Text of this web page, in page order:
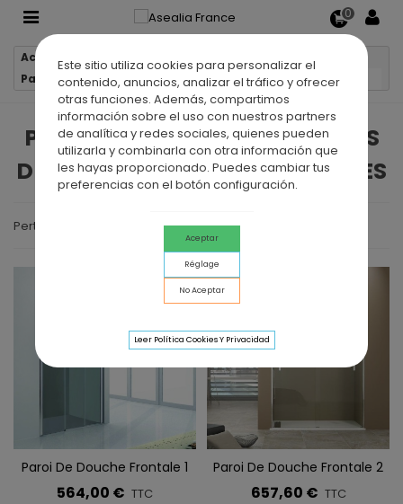
Este sitio utiliza cookies para personalizar el
contenido, anuncios, analizar el tráfico y ofrecer
otras funciones. Además, compartimos
información sobre el uso con nuestros partners
de analítica y redes sociales, quienes pueden
utilizarla y combinarla con otra información que
les hayas proporcionado. Puedes cambiar tus
preferencias con el botón configuración.
Aceptar
Réglage
No Aceptar
Leer Política Cookies Y Privacidad
0
Accueil
Parois de douche frontales de 2 ou 3 portes coulissantes
PAROIS DE DOUCHE FRONTALES
DE 2 OU 3 PORTES COULISSANTES
Pertinence
Paroi De Douche Frontale 1
VF + 2 PC TRIO
564,00 € TTC
Paroi De Douche Frontale 2
PC BY-PASS
657,60 € TTC